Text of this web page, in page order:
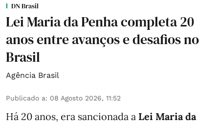
DN Brasil
Lei Maria da Penha completa 20
anos entre avanços e desafios no
Brasil
Agência Brasil
Publicado a: 08 Agosto 2026, 11:52
Há 20 anos, era sancionada a Lei Maria da